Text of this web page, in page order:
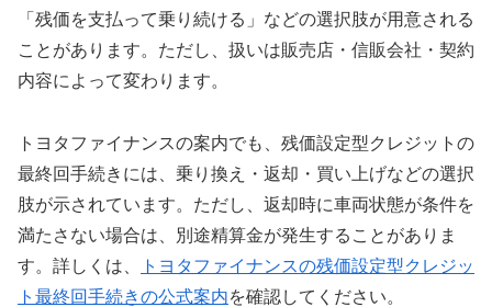
「残価を支払って乗り続ける」などの選択肢が用意される
ことがあります。ただし、扱いは販売店・信販会社・契約
内容によって変わります。
トヨタファイナンスの案内でも、残価設定型クレジットの
最終回手続きには、乗り換え・返却・買い上げなどの選択
肢が示されています。ただし、返却時に車両状態が条件を
満たさない場合は、別途精算金が発生することがありま
す。詳しくは、
トヨタファイナンスの残価設定型クレジッ
ト最終回手続きの公式案内を確認してください。